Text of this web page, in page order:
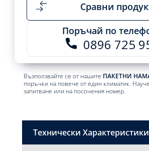
Сравни
Поръчай по
0896 725
Възползвайте се от нашите ПАКЕТНИ
поръчки на повече от един климатик.
запитване или на посочения номер.
Технически Характеристики